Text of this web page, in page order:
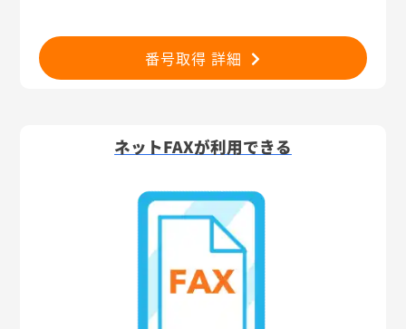
番号取得 詳細
ネットFAXが利用できる